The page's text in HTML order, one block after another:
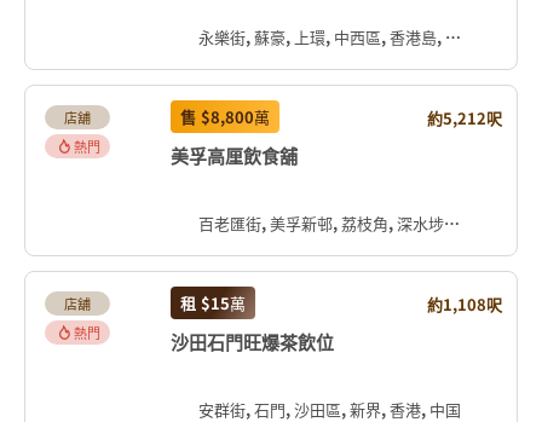
永樂街, 蘇豪, 上環, 中西區, 香港島, 香港, 中国
店舖
熱門
售 $8,800萬 約5,212呎
美孚高厘飲食舖
百老匯街, 美孚新邨, 荔枝角, 深水埗區, 九龍, 香港, 中国
店舖
熱門
租 $15萬 約1,108呎
沙田石門旺爆茶飲位
安群街, 石門, 沙田區, 新界, 香港, 中国